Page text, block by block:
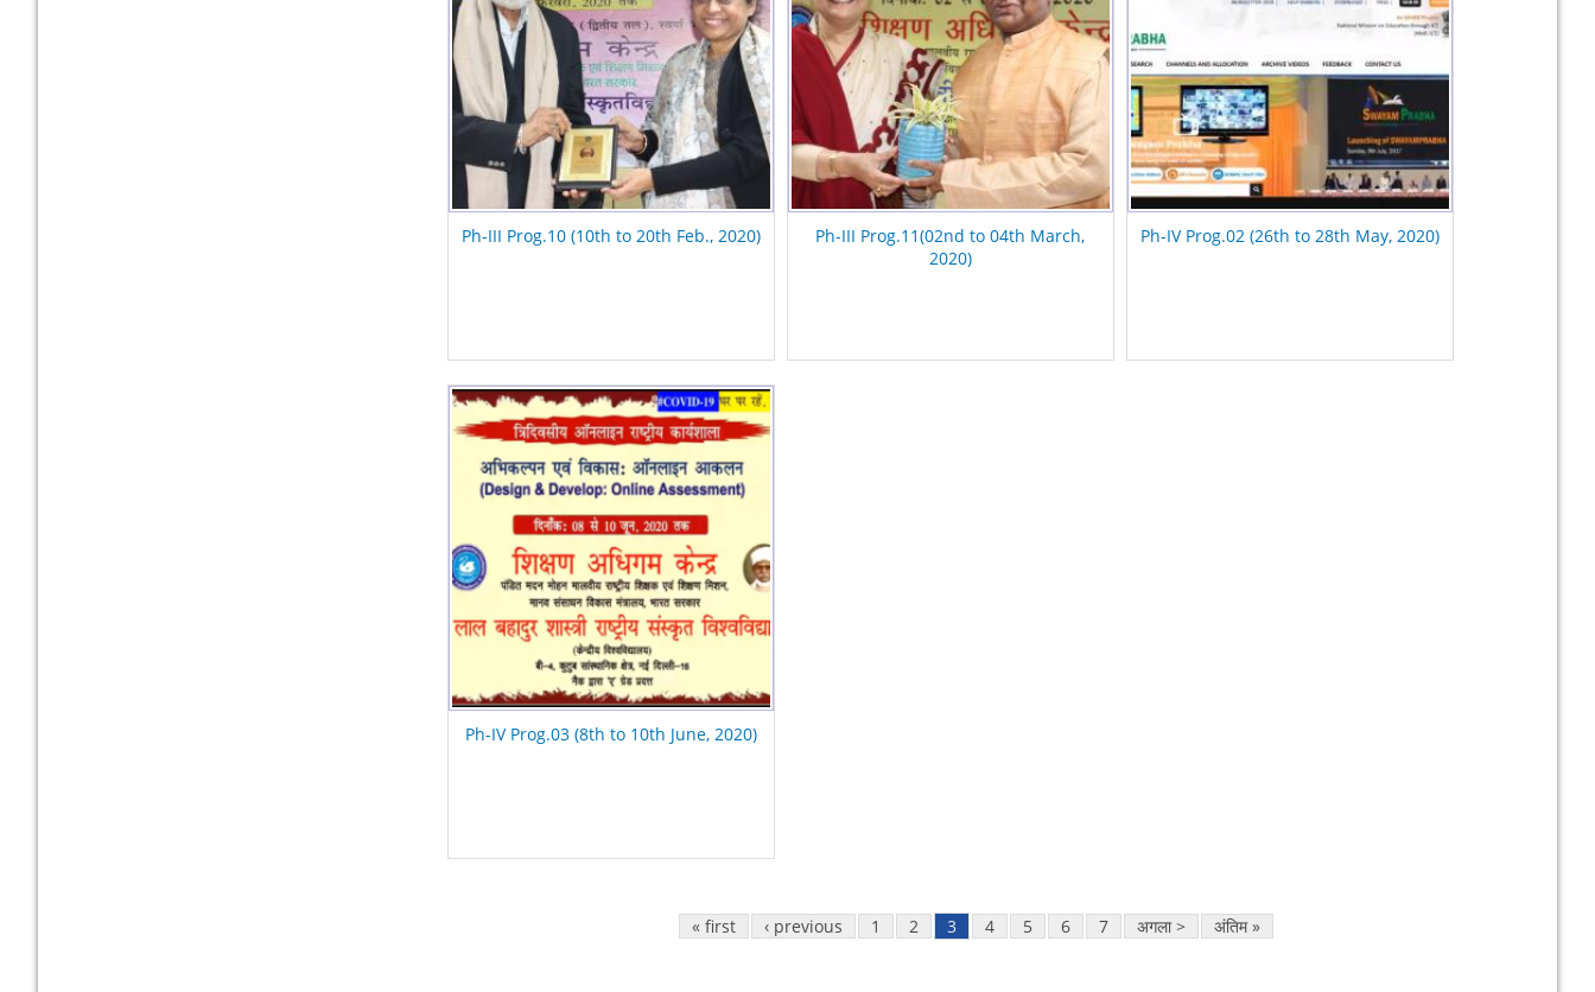
Ph-III Prog.10 (10th to 20th Feb., 2020)
Ph-III Prog.11(02nd to 04th March,
2020)
Ph-IV Prog.02 (26th to 28th May, 2020)
Ph-IV Prog.03 (8th to 10th June, 2020)
« first ‹ previous 1 2 3 4 5 6 7 अगला > अंतिम »